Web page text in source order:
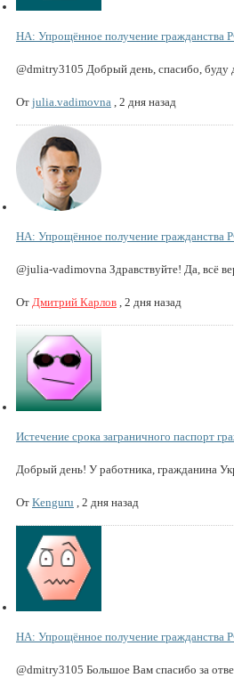
НА: Упрощённое получение гражданства
@dmitry3105 Добрый день, спасибо, буду
От julia.vadimovna , 2 дня назад
НА: Упрощённое получение гражданства
@julia-vadimovna Здравствуйте! Да, всё
От Дмитрий Карлов , 2 дня назад
Истечение срока заграничного паспорт
Добрый день! У работника, гражданина
От Kenguru , 2 дня назад
НА: Упрощённое получение гражданства
@dmitry3105 Большое Вам спасибо за